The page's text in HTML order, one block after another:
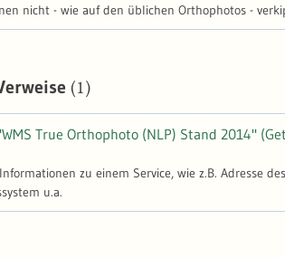
nicht - wie auf den üblichen Orthophotos -
daher exakt an derselben Position. Das
(1)
True Orthophoto (NLP) Stand 2014"
zu einem Service, wie z.B. Adresse
u.a.